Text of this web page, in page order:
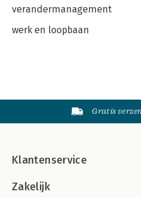
verandermanagement
werk en loopbaan
Gratis
Klantenservice
Zakelijk